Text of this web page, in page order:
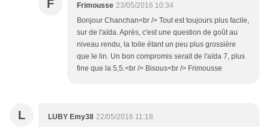
F Frimousse 23/05/2016 10:34
Bonjour Chanchan<br /> Tout est toujours plus facile,
sur de l'aïda. Après, c'est une question de goût au
niveau rendu, la toile étant un peu plus grossière
que le lin. Un bon compromis serait de l'aïda 7, plus
fine que la 5,5.<br /> Bisous<br /> Frimousse
L LUBY Emy38 22/05/2016 11:18